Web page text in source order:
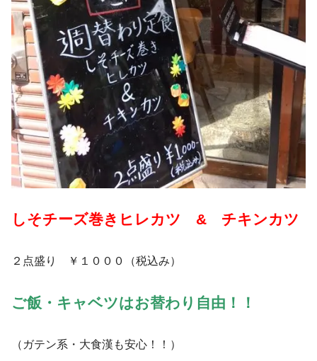
しそチーズ巻きヒレカツ & チキンカツ
２点盛り ￥１０００（税込み）
ご飯・キャベツはお替わり自由！！
（ガテン系・大食漢も安心！！）